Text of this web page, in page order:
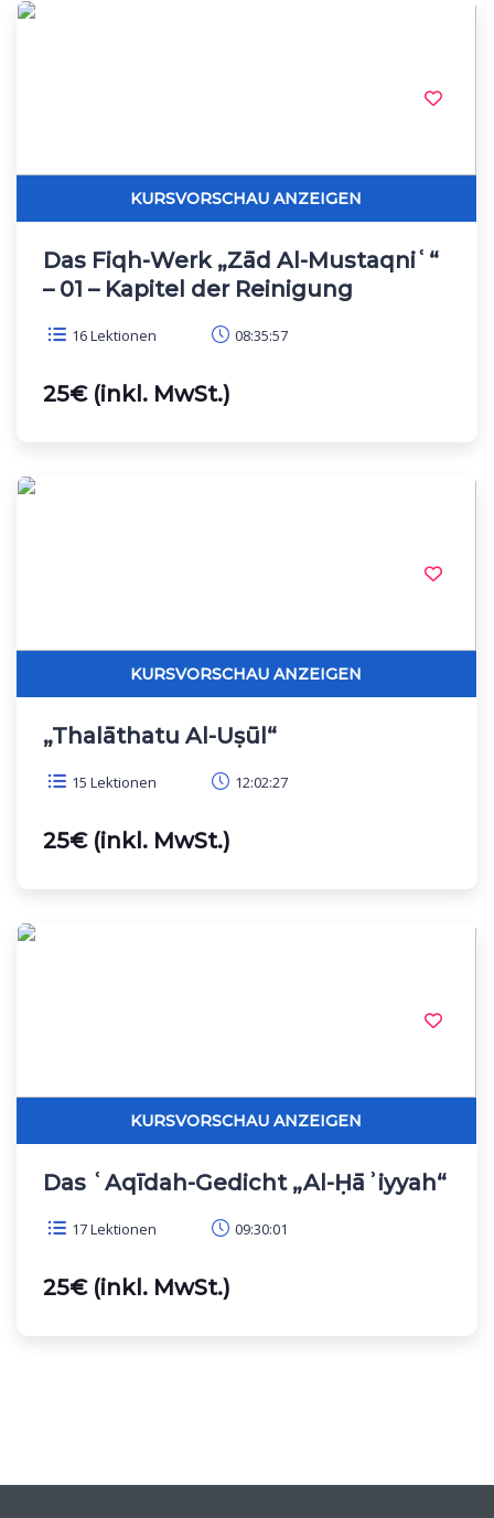
Das Fiqh-Werk „Zād Al-Mustaqniʿ“
– 01 – Kapitel der Reinigung
16 Lektionen 08:35:57
25€ (inkl. MwSt.)
„Thalāthatu Al-Uṣūl“
15 Lektionen 12:02:27
25€ (inkl. MwSt.)
Das ʿAqīdah-Gedicht „Al-Ḥāʾiyyah“
17 Lektionen 09:30:01
25€ (inkl. MwSt.)